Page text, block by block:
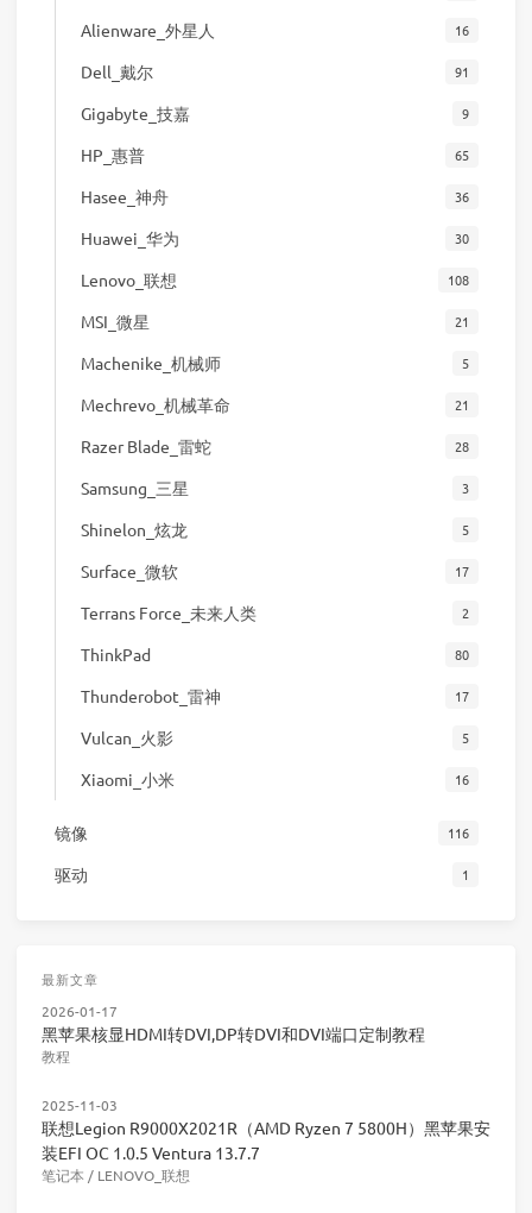
Alienware_外星人 16
Dell_戴尔 91
Gigabyte_技嘉 9
HP_惠普 65
Hasee_神舟 36
Huawei_华为 30
Lenovo_联想 108
MSI_微星 21
Machenike_机械师 5
Mechrevo_机械革命 21
Razer Blade_雷蛇 28
Samsung_三星 3
Shinelon_炫龙 5
Surface_微软 17
Terrans Force_未来人类 2
ThinkPad 80
Thunderobot_雷神 17
Vulcan_火影 5
Xiaomi_小米 16
镜像 116
驱动 1
最新文章
2026-01-17
黑苹果核显HDMI转DVI,DP转DVI和DVI端口定制教程
教程
2025-11-03
联想Legion R9000X2021R（AMD Ryzen 7 5800H）黑苹果安
装EFI OC 1.0.5 Ventura 13.7.7
笔记本/ LENOVO_联想